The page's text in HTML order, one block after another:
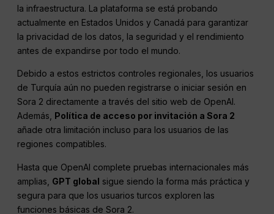
la infraestructura. La plataforma se está probando
actualmente en Estados Unidos y Canadá para garantizar
la privacidad de los datos, la seguridad y el rendimiento
antes de expandirse por todo el mundo.
Debido a estos estrictos controles regionales, los usuarios
de Turquía aún no pueden registrarse o iniciar sesión en
Sora 2 directamente a través del sitio web de OpenAI.
Además, Política de acceso por invitación a Sora 2
añade otra limitación incluso para los usuarios de las
regiones compatibles.
Hasta que OpenAI complete pruebas internacionales más
amplias, GPT global sigue siendo la forma más práctica y
segura para que los usuarios turcos exploren las
funciones básicas de Sora 2.